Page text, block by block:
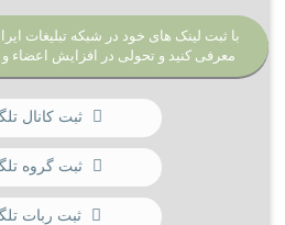
با ثبت لینک های خود در شبکه تبلیغات
معرفی کنید و تحولی در افزایش اعضاء و
ثبت کانال
ثبت گروه
ثبت ربات